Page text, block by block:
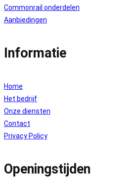
Commonrail onderdelen
Aanbiedingen
Informatie
Home
Het bedrijf
Onze diensten
Contact
Privacy Policy
Openingstijden